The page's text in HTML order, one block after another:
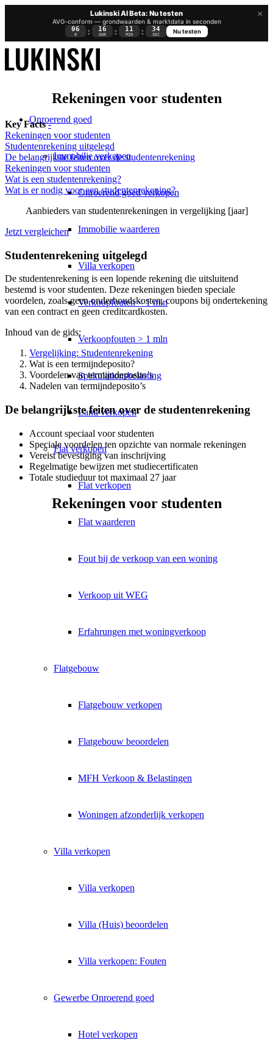
×
Lukinski AI Beta: Nu testen
AVG-conform — grondwaarden & marktdata in seconden
06
D : 16
UUR : 11
MIN : 33
SEC
Nu testen
Onroerend goed
Immobilie verkopen
Onroerend goed verkopen
Immobilie waarderen
Villa verkopen
Verkoopfouten < 1 mln
Verkoopfouten > 1 mln
Spekulationsbelasting
Land verkopen
Flatverkopen
Flat verkopen
Flat waarderen
Fout bij de verkoop van een woning
Verkoop uit WEG
Erfahrungen met woningverkoop
Flatgebouw
Flatgebouw verkopen
Flatgebouw beoordelen
MFH Verkoop & Belastingen
Woningen afzonderlijk verkopen
Villa verkopen
Villa verkopen
Villa (Huis) beoordelen
Villa verkopen: Fouten
Gewerbe Onroerend goed
Hotel verkopen
Rekeningen voor studenten
Key Facts -
Rekeningen voor studenten
Studentenrekening uitgelegd
De belangrijkste feiten over de studentenrekening
Rekeningen voor studenten
Wat is een studentenrekening?
Wat is er nodig voor een studentenrekening?
Aanbieders van studentenrekeningen in vergelijking [jaar]
Jetzt vergleichen
Studentenrekening uitgelegd
De studentenrekening is een lopende rekening die uitsluitend
bestemd is voor studenten. Deze rekeningen bieden speciale
voordelen, zoals geen onderhoudskosten, coupons bij ondertekening
van een contract en geen creditcardkosten.
Inhoud van de gids:
Vergelijking: Studentenrekening
Wat is een termijndeposito?
Voordelen van termijndeposito’s
Nadelen van termijndeposito’s
De belangrijkste feiten over de studentenrekening
Account speciaal voor studenten
Speciale voordelen ten opzichte van normale rekeningen
Vereist bevestiging van inschrijving
Regelmatige bewijzen met studiecertificaten
Totale studieduur tot maximaal 27 jaar
Rekeningen voor studenten